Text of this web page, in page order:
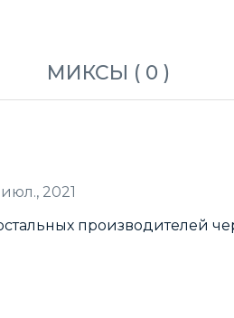
МИКСЫ ( 0 )
июл., 2021
производителей